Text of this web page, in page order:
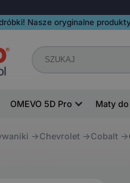
Nasze oryginalne
OMEVO 5D Pro Maty
Chevrolet Cobalt